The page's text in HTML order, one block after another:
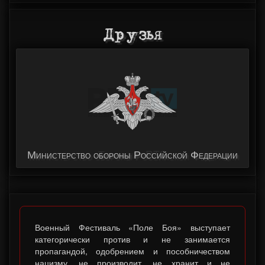
Друзья
Телеканал RTG
Военный Фестиваль «Поле Боя» выступает
категорически против и не занимается
пропагандой, одобрением и пособничеством